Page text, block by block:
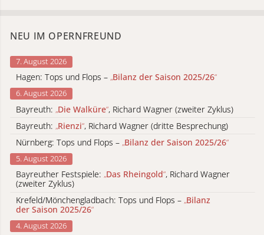
NEU IM OPERNFREUND
7. August 2026
Hagen: Tops und Flops – „Bilanz der Saison 2025/26“
6. August 2026
Bayreuth: „Die Walküre“, Richard Wagner (zweiter Zyklus)
Bayreuth: „Rienzi“, Richard Wagner (dritte Besprechung)
Nürnberg: Tops und Flops – „Bilanz der Saison 2025/26“
5. August 2026
Bayreuther Festspiele: „Das Rheingold“, Richard Wagner
(zweiter Zyklus)
Krefeld/Mönchengladbach: Tops und Flops – „Bilanz
der Saison 2025/26“
4. August 2026